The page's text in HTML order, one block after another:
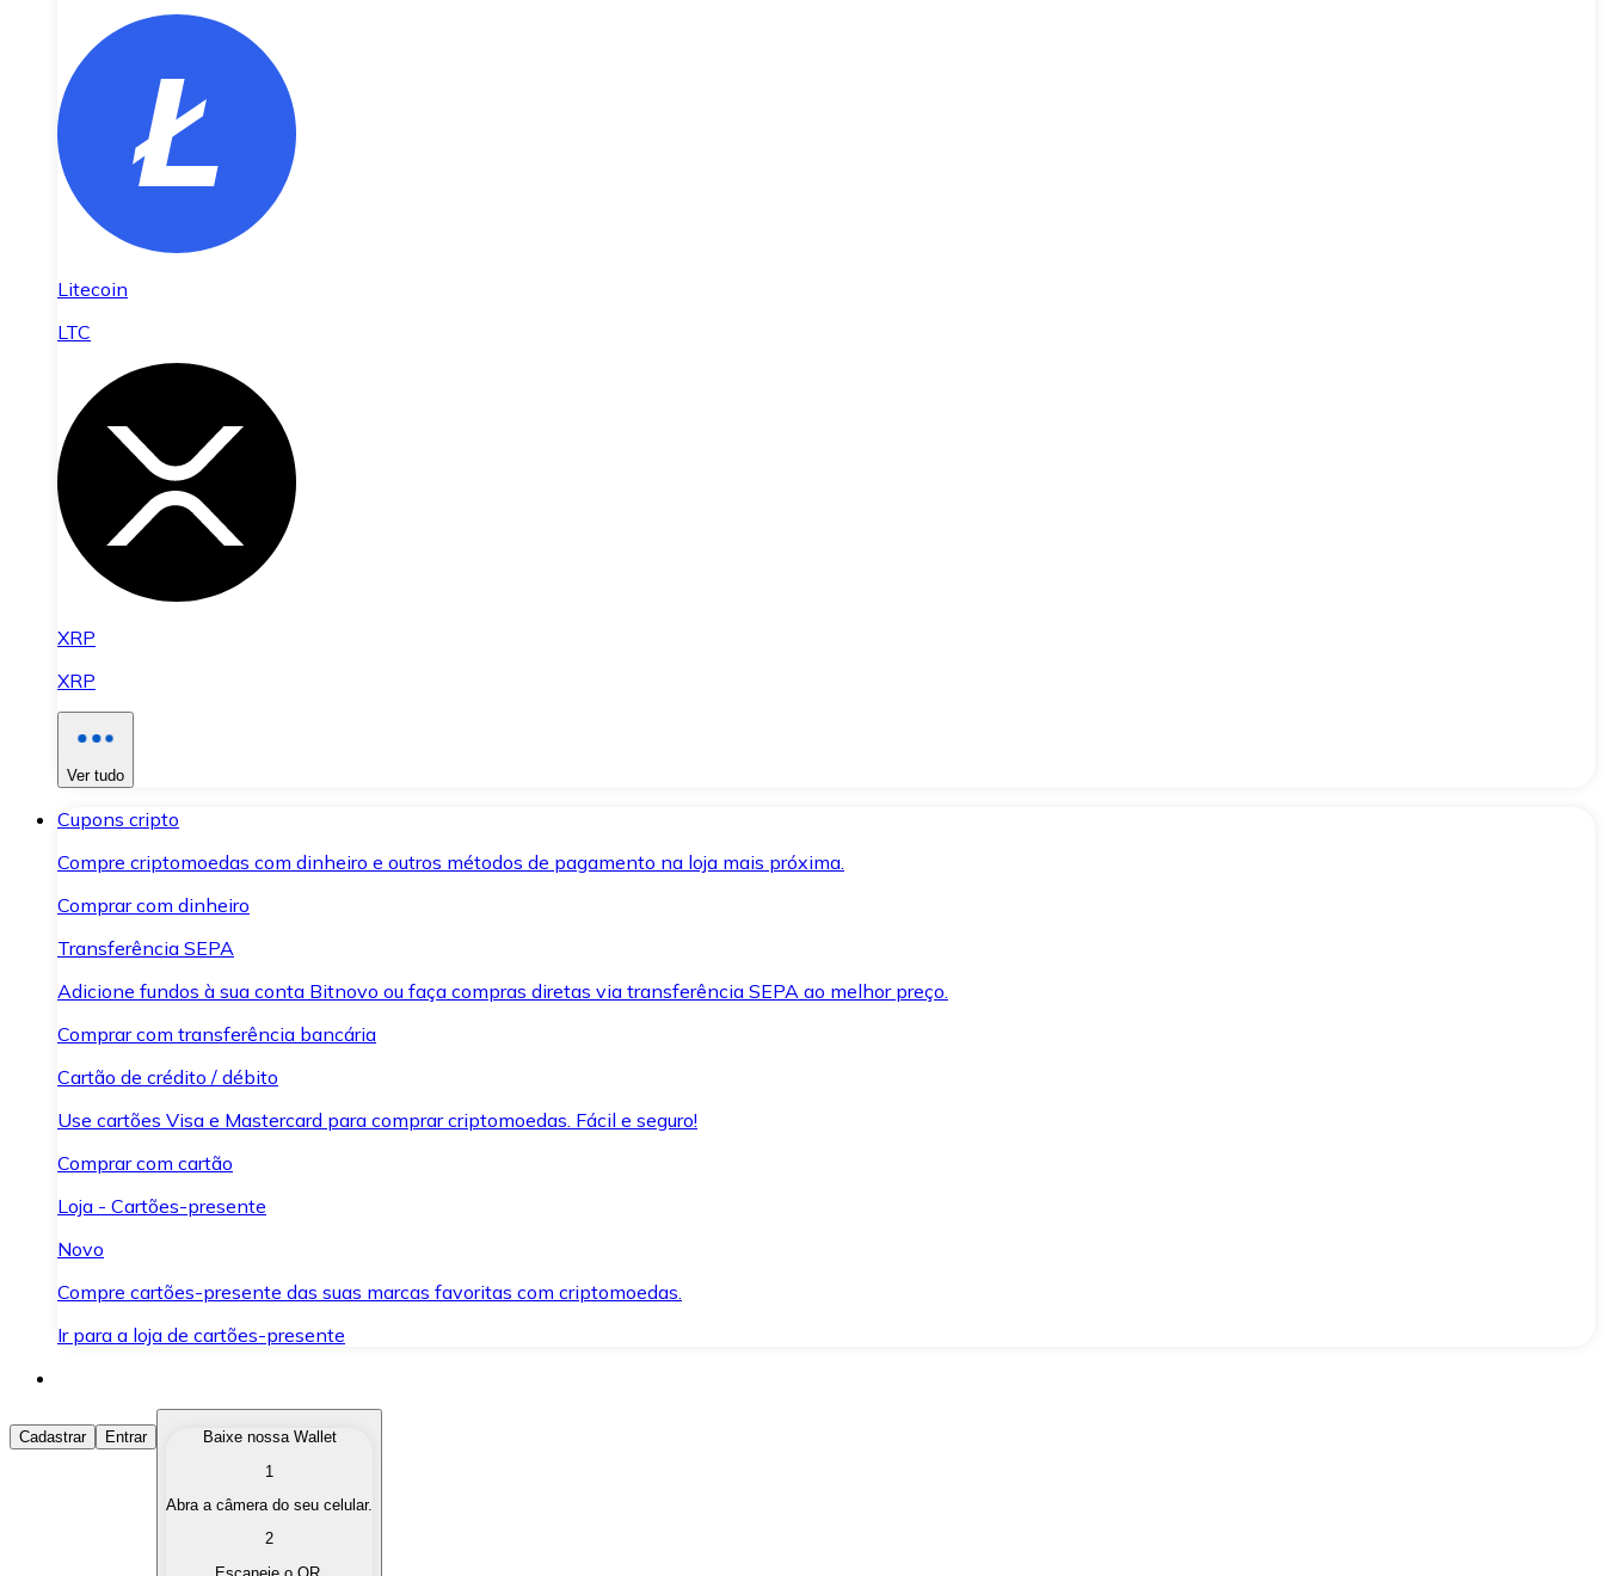
Litecoin
LTC
XRP
XRP
Ver tudo
Cupons cripto
Compre criptomoedas com dinheiro e outros métodos de pagamento na loja mais próxima.
Comprar com dinheiro
Transferência SEPA
Adicione fundos à sua conta Bitnovo ou faça compras diretas via transferência SEPA ao melhor preço.
Comprar com transferência bancária
Cartão de crédito / débito
Use cartões Visa e Mastercard para comprar criptomoedas. Fácil e seguro!
Comprar com cartão
Loja - Cartões-presente
Novo
Compre cartões-presente das suas marcas favoritas com criptomoedas.
Ir para a loja de cartões-presente
Comprar Criptomoedas
Compre as criptomoedas de seu interesse de forma rápida e segura.
Converta suas criptomoedas em moeda fiduciária quando precisar.
Cadastrar Entrar
Baixe nossa Wallet
1
Abra a câmera do seu celular.
2